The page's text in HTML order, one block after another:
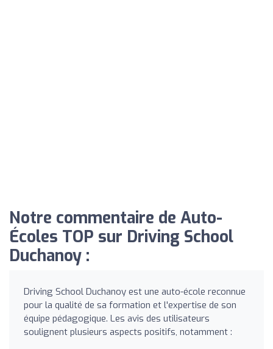
Notre commentaire de Auto-
Écoles TOP sur Driving School
Duchanoy :
Driving School Duchanoy est une auto-école reconnue
pour la qualité de sa formation et l'expertise de son
équipe pédagogique. Les avis des utilisateurs
soulignent plusieurs aspects positifs, notamment :